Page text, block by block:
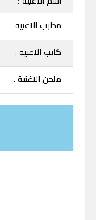
مطرب الاغنية :
كاتب الاغنية :
ملحن الاغنية :